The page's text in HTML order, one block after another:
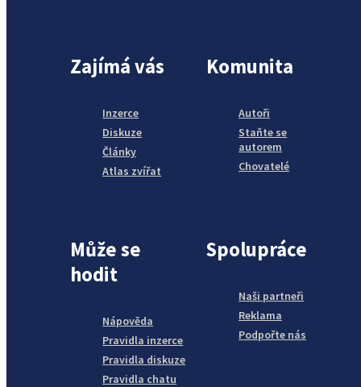
Zajímá vás
Inzerce
Diskuze
Články
Atlas zvířat
Komunita
Autoři
Staňte se
autorem
Chovatelé
Může se
hodit
Nápověda
Pravidla inzerce
Pravidla diskuze
Pravidla chatu
Spolupráce
Naši partneři
Reklama
Podpořte nás